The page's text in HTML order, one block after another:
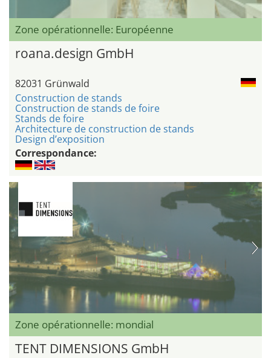
Zone opérationnelle: Européenne
roana.design GmbH
82031 Grünwald
Construction de stands
Construction de stands de foire
Stands de foire
Architecture de construction de stands
Design d’exposition
Correspondance:
Zone opérationnelle: mondial
TENT DIMENSIONS GmbH